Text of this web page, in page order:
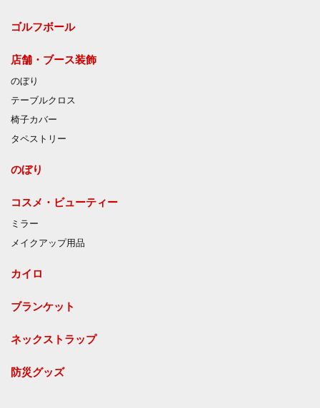
ゴルフボール
店舗・ブース装飾
のぼり
テーブルクロス
椅子カバー
タペストリー
のぼり
コスメ・ビューティー
ミラー
メイクアップ用品
カイロ
ブランケット
ネックストラップ
防災グッズ